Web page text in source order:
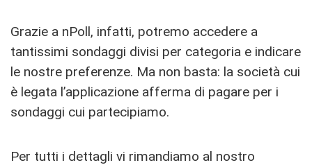
Grazie a nPoll, infatti, potremo accedere a
tantissimi sondaggi divisi per categoria e indicare
le nostre preferenze. Ma non basta: la società cui
è legata l’applicazione afferma di pagare per i
sondaggi cui partecipiamo.
Per tutti i dettagli vi rimandiamo al nostro